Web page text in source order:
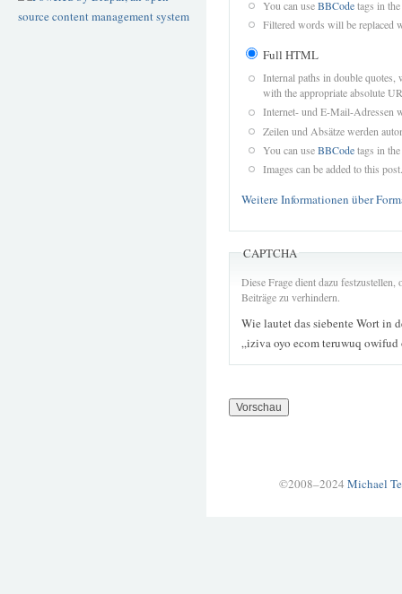
You can useBBCodetags in
Filtered words will be replaced
Full HTML
Internal paths in double quotes,
with the appropriate absolute
Internet- und E-Mail-Adressen
Zeilen und Absätze werden
You can useBBCodetags in
Images can be added to this post.
Weitere Informationen über
CAPTCHA
Diese Frage dient dazu
Beiträge zu verhindern.
Wie lautet das siebente Wort in
„iziva oyo ecom teruwuq
©2008–2024 Michael